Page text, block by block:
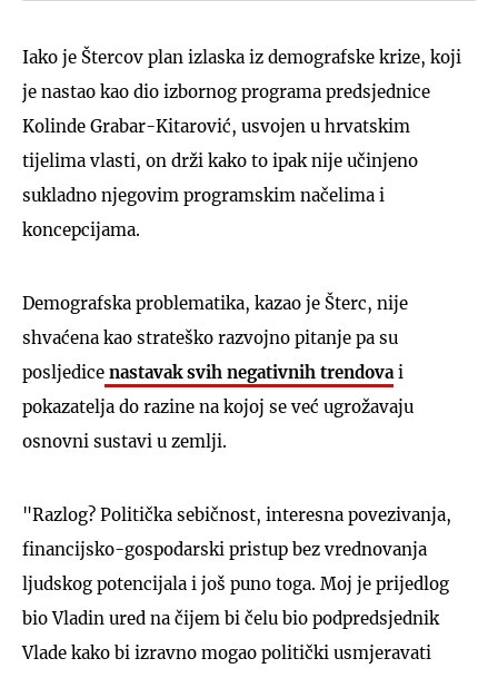
Iako je Štercov plan izlaska iz demografske krize, koji
je nastao kao dio izbornog programa predsjednice
Kolinde Grabar-Kitarović, usvojen u hrvatskim
tijelima vlasti, on drži kako to ipak nije učinjeno
sukladno njegovim programskim načelima i
koncepcijama.
Demografska problematika, kazao je Šterc, nije
shvaćena kao strateško razvojno pitanje pa su
posljedice nastavak svih negativnih trendova i
pokazatelja do razine na kojoj se već ugrožavaju
osnovni sustavi u zemlji.
"Razlog? Politička sebičnost, interesna povezivanja,
financijsko-gospodarski pristup bez vrednovanja
ljudskog potencijala i još puno toga. Moj je prijedlog
bio Vladin ured na čijem bi čelu bio podpredsjednik
Vlade kako bi izravno mogao politički usmjeravati